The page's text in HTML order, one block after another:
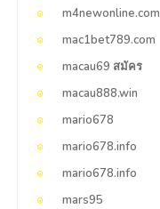
m4newonline.com
mac1bet789.com
macau69 สมัคร
macau888.win
mario678
mario678.info
mario678.info
mars95